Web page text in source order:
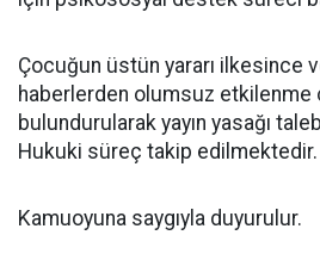
Çocuğun üstün yararı ilkesince
haberlerden olumsuz etkilenme
bulundurularak yayın yasağı
Hukuki süreç takip edilmektedir.
Kamuoyuna saygıyla duyurulur.